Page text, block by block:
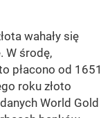
wahały się
W środę,
płacono od 1651
roku złoto
World Gold